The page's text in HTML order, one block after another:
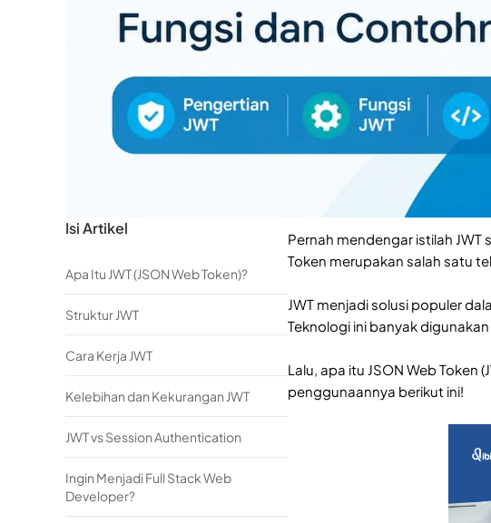
Isi Artikel
Apa Itu JWT (JSON Web Token)?
Struktur JWT
Cara Kerja JWT
Kelebihan dan Kekurangan JWT
JWT vs Session Authentication
Ingin Menjadi Full Stack Web
Developer?
Pernah mendengar istilah JWT
Token merupakan salah satu
JWT menjadi solusi populer
Teknologi ini banyak
Lalu, apa itu JSON Web Token
penggunaannya berikut ini!